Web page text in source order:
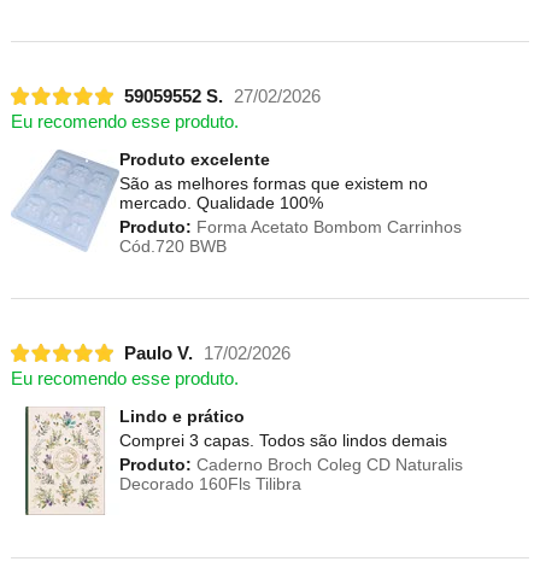
59059552 S.
27/02/2026
Eu recomendo esse produto.
Produto excelente
São as melhores formas que existem no
mercado. Qualidade 100%
Produto: Forma Acetato Bombom Carrinhos
Cód.720 BWB
Paulo V.
17/02/2026
Eu recomendo esse produto.
Lindo e prático
Comprei 3 capas. Todos são lindos demais
Produto: Caderno Broch Coleg CD Naturalis
Decorado 160Fls Tilibra